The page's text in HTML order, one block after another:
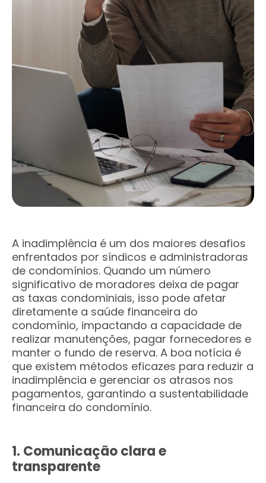
A inadimplência é um dos maiores desafios
enfrentados por síndicos e administradoras
de condomínios. Quando um número
significativo de moradores deixa de pagar
as taxas condominiais, isso pode afetar
diretamente a saúde financeira do
condomínio, impactando a capacidade de
realizar manutenções, pagar fornecedores e
manter o fundo de reserva. A boa notícia é
que existem métodos eficazes para reduzir a
inadimplência e gerenciar os atrasos nos
pagamentos, garantindo a sustentabilidade
financeira do condomínio.
1. Comunicação clara e
transparente